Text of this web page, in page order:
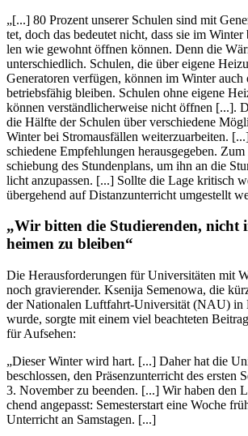
„[...] 80 Prozent unserer Schulen sind mit
tet, doch das bedeu­tet nicht, dass sie im
len wie gewohnt öffnen können. Denn die
unter­schied­lich. Schulen, die über eigene
Gene­ra­to­ren ver­fü­gen, können im Winter auch
betriebs­fä­hig bleiben. Schulen ohne eigene
können ver­ständ­li­cher­weise nicht öffnen [...].
die Hälfte der Schulen über ver­schie­dene
Winter bei Strom­aus­fäl­len wei­ter­zu­ar­bei­ten.
schie­dene Emp­feh­lun­gen her­aus­ge­ge­ben.
schie­bung des Stun­den­plans, um ihn an die
licht anzu­pas­sen. [...] Sollte die Lage kri­tisch
über­ge­hend auf Distanz­un­ter­richt umge­stellt
„Wir bitten die Stu­die­ren­den, nicht
hei­men zu bleiben“
Die Her­aus­for­de­run­gen für Uni­ver­si­tä­ten mit
noch gra­vie­ren­der. Ksenija Seme­nowa, die
der Natio­na­len Luft­fahrt-Uni­ver­si­tät (NAU) in
wurde, sorgte mit einem viel beach­te­ten
für Auf­se­hen:
„Dieser Winter wird hart. [...] Daher hat die
beschlos­sen, den Prä­senz­un­ter­richt des ersten
3. Novem­ber zu beenden. [...] Wir haben den
chend ange­passt: Semes­ter­start eine Woche
Unter­richt an Samstagen. [...]